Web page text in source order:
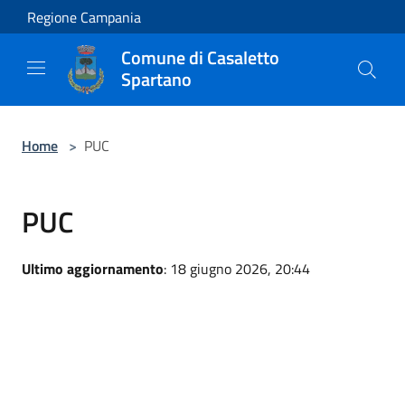
Salta al contenuto principale
Regione Campania
Comune di Casaletto
Spartano
Home > PUC
PUC
Ultimo aggiornamento: 18 giugno 2026, 20:44